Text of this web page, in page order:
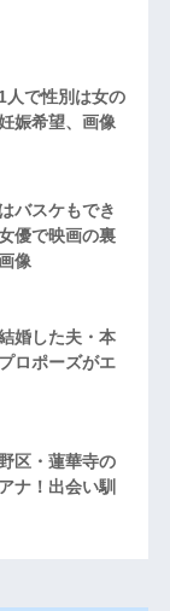
人で性別は女の
娠希望、画像
バスケもでき
優で映画の裏
像
婚した夫・本
ロポーズがエ
区・蓮華寺の
ナ！出会い馴